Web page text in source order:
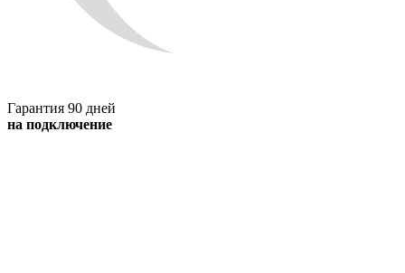
Гарантия 90 дней
на подключение